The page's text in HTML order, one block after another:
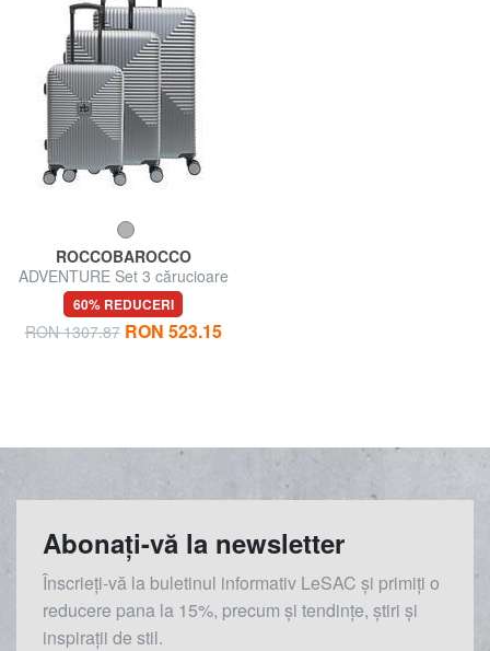
ROCCOBAROCCO
ADVENTURE Set 3 cărucioare
de cabină, medii, mari
60% REDUCERI
RON 1307.87 RON 523.15
Abonați-vă la newsletter
Înscrieți-vă la buletinul informativ LeSAC și primiți o
reducere pana la 15%, precum și tendințe, știri și
inspirații de stil.